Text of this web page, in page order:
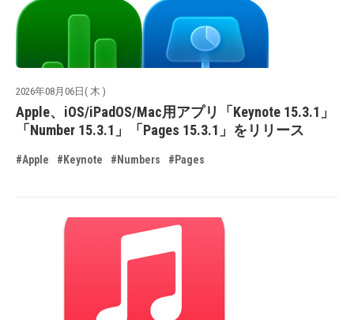
2026年08月06日( 木 )
Apple、iOS/iPadOS/Mac用アプリ「Keynote 15.3.1」
「Number 15.3.1」「Pages 15.3.1」をリリース
#Apple #Keynote #Numbers #Pages